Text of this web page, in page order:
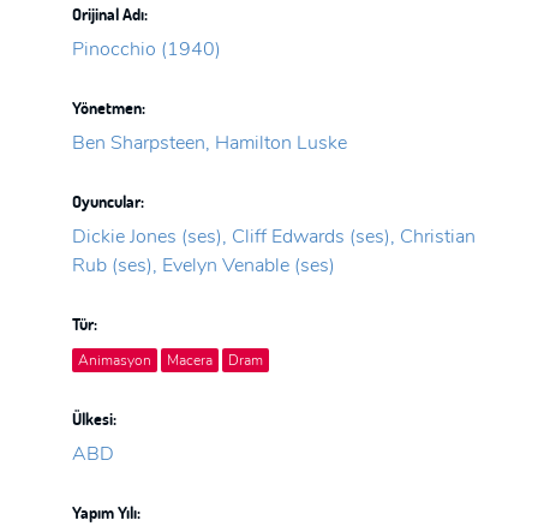
Orijinal Adı:
Pinocchio (1940)
Yönetmen:
Ben Sharpsteen, Hamilton Luske
Oyuncular:
Dickie Jones (ses), Cliff Edwards (ses), Christian
Rub (ses), Evelyn Venable (ses)
Tür:
Animasyon Macera Dram
Ülkesi:
ABD
Yapım Yılı: